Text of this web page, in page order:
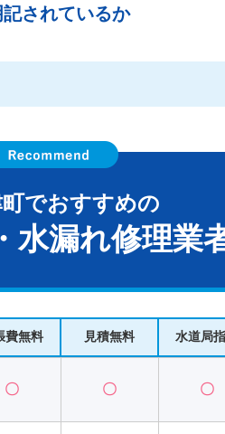
されているか
でおすすめの
水漏れ修理業
費無料 見積無料 水道局
〇 〇 〇